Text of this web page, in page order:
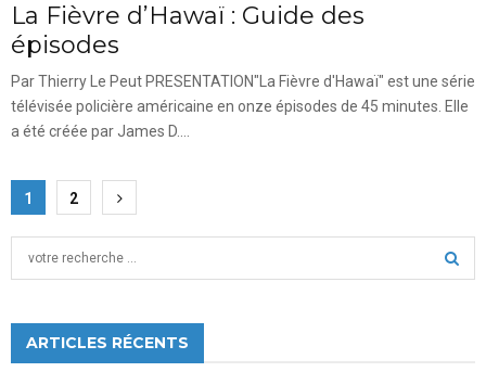
La Fièvre d’Hawaï : Guide des
épisodes
Par Thierry Le Peut PRESENTATION"La Fièvre d'Hawaï" est une série
télévisée policière américaine en onze épisodes de 45 minutes. Elle
a été créée par James D....
Pagination
des
publications
1 2
h
ARTICLES RÉCENTS